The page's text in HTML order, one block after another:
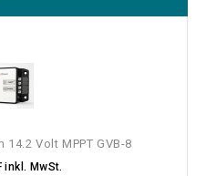
Volt MPPT GVB-8
inkl. MwSt.